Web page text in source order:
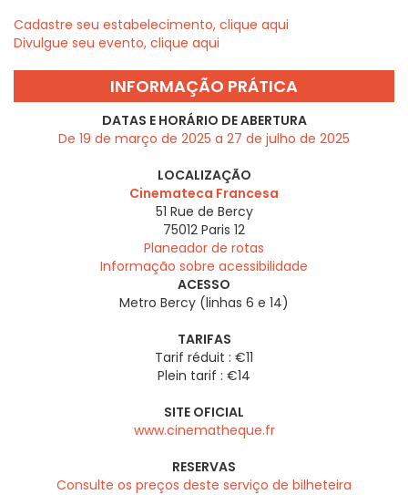
Cadastre seu estabelecimento, clique aqui
Divulgue seu evento, clique aqui
INFORMAÇÃO PRÁTICA
DATAS E HORÁRIO DE ABERTURA
De 19 de março de 2025 a 27 de julho de 2025
LOCALIZAÇÃO
Cinemateca Francesa
51 Rue de Bercy
75012 Paris 12
Planeador de rotas
Informação sobre acessibilidade
ACESSO
Metro Bercy (linhas 6 e 14)
TARIFAS
Tarif réduit : €11
Plein tarif : €14
SITE OFICIAL
www.cinematheque.fr
RESERVAS
Consulte os preços deste serviço de bilheteira